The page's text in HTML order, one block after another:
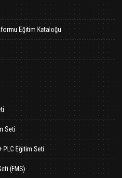
Eğitim Kataloğu
Seti
PLC Eğitim Seti
(FMS)